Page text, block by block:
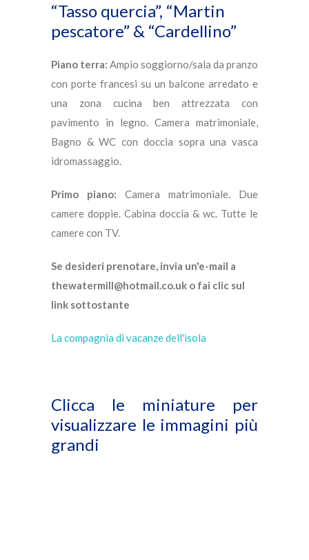
“Tasso quercia”, “Martin
pescatore” & “Cardellino”
Piano terra: Ampio soggiorno/sala da pranzo
con porte francesi su un balcone arredato e
una zona cucina ben attrezzata con
pavimento in legno. Camera matrimoniale,
Bagno & WC con doccia sopra una vasca
idromassaggio.
Primo piano: Camera matrimoniale. Due
camere doppie. Cabina doccia & wc. Tutte le
camere con TV.
Se desideri prenotare, invia un'e-mail a
thewatermill@hotmail.co.uk o fai clic sul
link sottostante
La compagnia di vacanze dell'isola
Clicca le miniature per
visualizzare le immagini più
grandi